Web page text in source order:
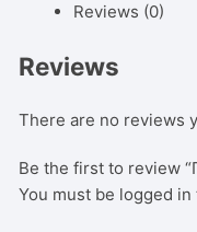
Reviews (0)
Reviews
There are no reviews
Be the first to review
You must be logged in